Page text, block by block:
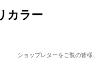
カラー
ショップレターをご覧の皆様